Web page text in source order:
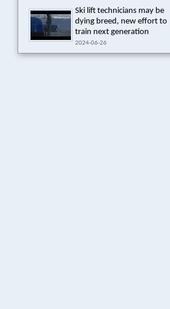
Ski lift technicians may be
dying breed, new effort to
train next generation
2024-06-26